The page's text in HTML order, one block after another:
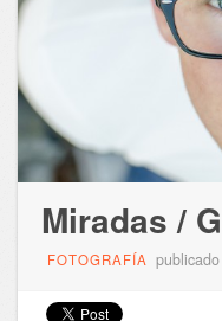
Miradas /
FOTOGRAFÍA